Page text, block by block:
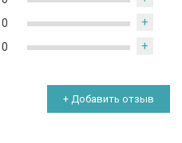
0 +
0 +
+ Добавить отзыв